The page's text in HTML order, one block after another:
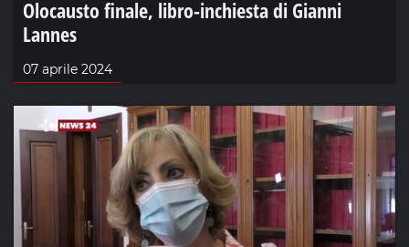
Olocausto finale, libro-inchiesta di Gianni
Lannes
07 aprile 2024